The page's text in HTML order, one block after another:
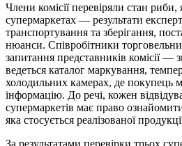
Члени комісії перевіряли стан
супермаркетах — результати
транспортування та зберігання,
нюанси. Співробітники
запитання представників комісії —
ведеться каталог маркування,
холодильних камерах, де покупець
інформацію. До речі, кожен
супермаркетів має право
яка стосується реалізованої
За результатами перевірки трьох